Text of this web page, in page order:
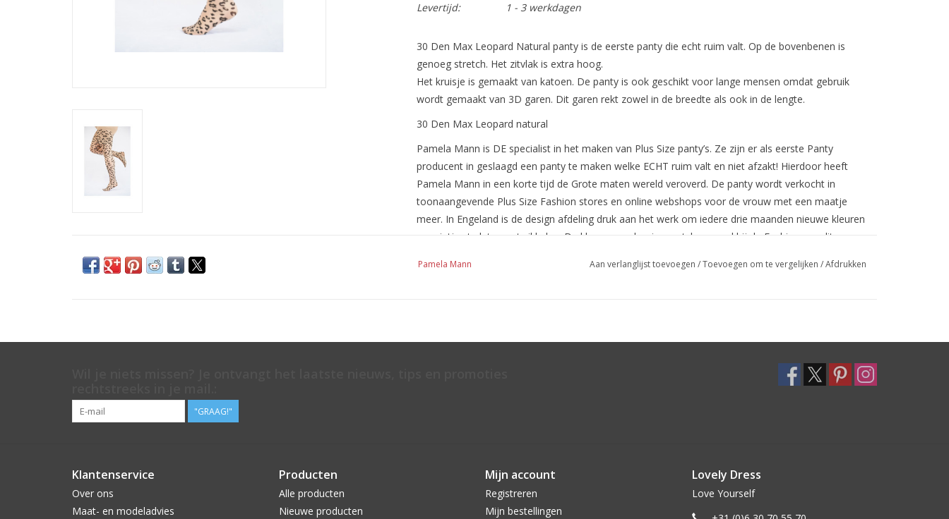
Levertijd:
1 - 3 werkdagen
30 Den Max Leopard Natural panty is de eerste panty die echt ruim valt. Op de bovenbenen is
genoeg stretch. Het zitvlak is extra hoog.
Het kruisje is gemaakt van katoen. De panty is ook geschikt voor lange mensen omdat gebruik
wordt gemaakt van 3D garen. Dit garen rekt zowel in de breedte als ook in de lengte.
30 Den Max Leopard natural
Pamela Mann is DE specialist in het maken van Plus Size panty’s. Ze zijn er als eerste Panty
producent in geslaagd een panty te maken welke ECHT ruim valt en niet afzakt! Hierdoor heeft
Pamela Mann in een korte tijd de Grote maten wereld veroverd. De panty wordt verkocht in
toonaangevende Plus Size Fashion stores en online webshops voor de vrouw met een maatje
meer. In Engeland is de design afdeling druk aan het werk om iedere drie maanden nieuwe kleuren
en printjes te laten ontwikkelen. De kleuren en dessins matchen goed bij de Fashion van dit
Pamela Mann Aan verlanglijst toevoegen /Toevoegen om te vergelijken /Afdrukken
"GRAAG!"
Klantenservice
Over ons
Maat- en modeladvies
Producten
Alle producten
Nieuwe producten
Mijn account
Registreren
Mijn bestellingen
Lovely Dress
Love Yourself